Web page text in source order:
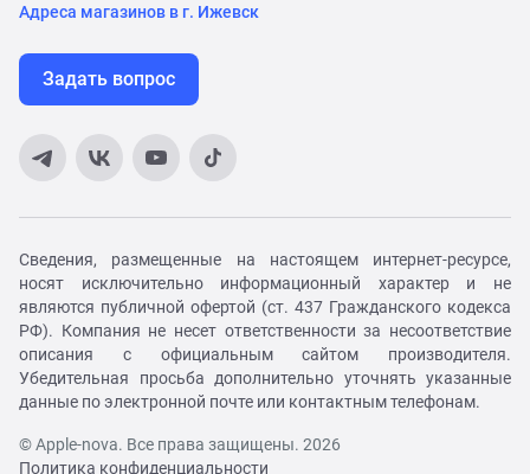
Адреса магазинов в г. Ижевск
Задать вопрос
Сведения, размещенные на настоящем интернет-ресурсе,
носят исключительно информационный характер и не
являются публичной офертой (ст. 437 Гражданского кодекса
РФ). Компания не несет ответственности за несоответствие
описания с официальным сайтом производителя.
Убедительная просьба дополнительно уточнять указанные
данные по электронной почте или контактным телефонам.
© Apple-nova. Все права защищены. 2026
Политика конфиденциальности